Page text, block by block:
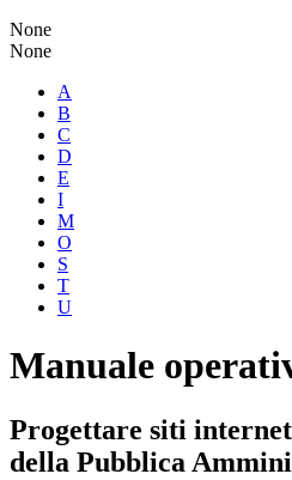
None
None
A
B
C
D
E
I
M
O
S
T
U
Manuale
Progettare siti
della Pubblica